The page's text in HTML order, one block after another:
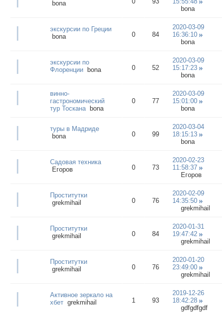
bona
bona
экскурсии по Греции
bona
0 84
2020-03-09
16:36:10
bona
экскурсии по
Флоренции bona 0 52
2020-03-09
15:17:23
bona
винно-
гастрономический
тур Тоскана bona
0 77
2020-03-09
15:01:00
bona
туры в Мадриде
bona
0 99
2020-03-04
18:15:13
bona
Садовая техника
Егоров
0 73
2020-02-23
11:58:37
Егоров
Проститутки
grekmihail
0 76
2020-02-09
14:35:50
grekmihail
Проститутки
grekmihail
0 84
2020-01-31
19:47:42
grekmihail
Проститутки
grekmihail
0 76
2020-01-20
23:49:00
grekmihail
Активное зеркало на
хбет grekmihail 1 93
2019-12-26
18:42:28
gdfgdfgdf